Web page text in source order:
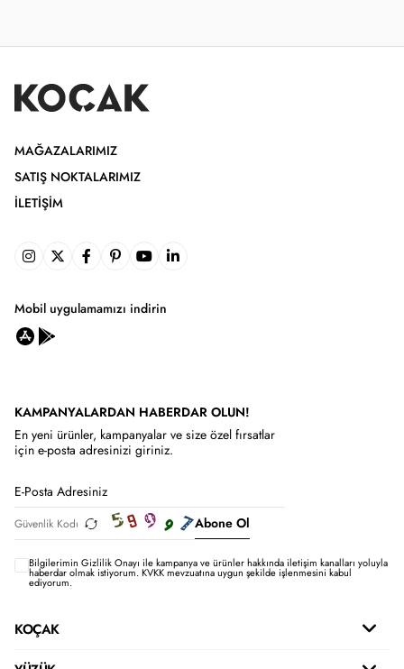
MAĞAZALARIMIZ
SATIŞ NOKTALARIMIZ
İLETIŞIM
Mobil uygulamamızı indirin
KAMPANYALARDAN HABERDAR OLUN!
En yeni ürünler, kampanyalar ve size özel fırsatlar
için e-posta adresinizi giriniz.
Abone Ol
Bilgilerimin Gizlilik Onayı ile kampanya ve ürünler hakkında iletişim kanalları yoluyla
haberdar olmak istiyorum.KVKK mevzuatına uygun şekilde işlenmesini kabul
ediyorum.
KOÇAK